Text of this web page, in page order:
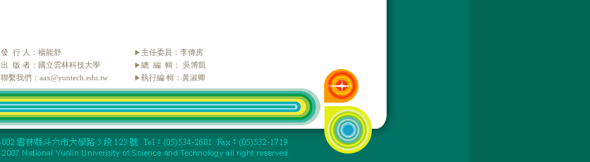
發 行 人：楊能舒
主任委員：李傳房
出 版 者：國立雲林科技大學
總 編 輯： 吳博凱
聯繫我們：aax@yuntech.edu.tw
執行編 輯：黃淑卿